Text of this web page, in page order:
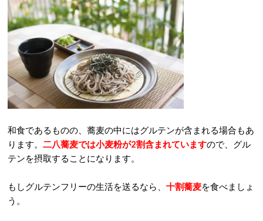
和食であるものの、蕎麦の中にはグルテンが含まれる場合もあ
ります。 二八蕎麦では小麦粉が2割含まれていますので、グル
テンを摂取することになります。
もしグルテンフリーの生活を送るなら、 十割蕎麦を食べましょ
う。